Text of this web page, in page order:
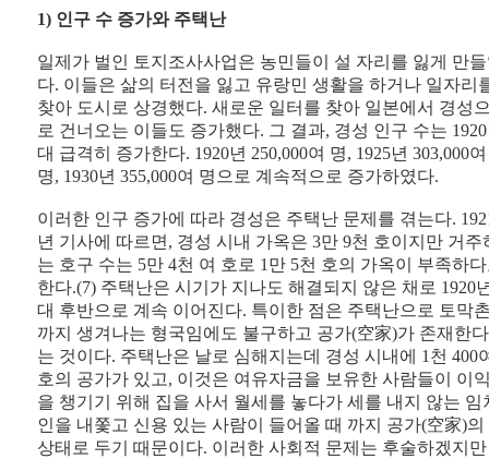
1) 인구 수 증가와 주택난
일제가 벌인 토지조사사업은 농민들이 설 자리를 잃게 만
다. 이들은 삶의 터전을 잃고 유랑민 생활을 하거나 일자리
찾아 도시로 상경했다. 새로운 일터를 찾아 일본에서 경성
로 건너오는 이들도 증가했다. 그 결과, 경성 인구 수는
대 급격히 증가한다. 1920년 250,000여 명, 1925년 303,000여
명, 1930년 355,000여 명으로 계속적으로 증가하였다.
이러한 인구 증가에 따라 경성은 주택난 문제를 겪는다.
년 기사에 따르면, 경성 시내 가옥은 3만 9천 호이지만 거주
는 호구 수는 5만 4천 여 호로 1만 5천 호의 가옥이 부족하
한다.(7) 주택난은 시기가 지나도 해결되지 않은 채로 1920
대 후반으로 계속 이어진다. 특이한 점은 주택난으로 토막
까지 생겨나는 형국임에도 불구하고 공가(空家)가 존재한다
는 것이다. 주택난은 날로 심해지는데 경성 시내에 1천 400
호의 공가가 있고, 이것은 여유자금을 보유한 사람들이 이
을 챙기기 위해 집을 사서 월세를 놓다가 세를 내지 않는 임
인을 내쫓고 신용 있는 사람이 들어올 때 까지 공가(空家)의
상태로 두기 때문이다. 이러한 사회적 문제는 후술하겠지만